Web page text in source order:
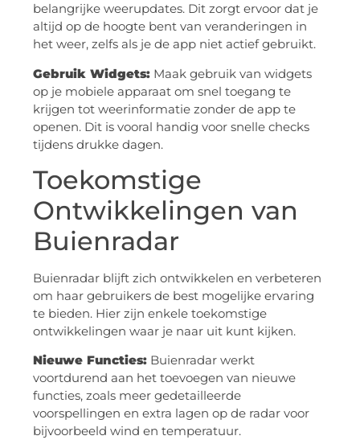
belangrijke weerupdates. Dit zorgt ervoor dat je
altijd op de hoogte bent van veranderingen in
het weer, zelfs als je de app niet actief gebruikt.
Gebruik Widgets: Maak gebruik van widgets
op je mobiele apparaat om snel toegang te
krijgen tot weerinformatie zonder de app te
openen. Dit is vooral handig voor snelle checks
tijdens drukke dagen.
Toekomstige
Ontwikkelingen van
Buienradar
Buienradar blijft zich ontwikkelen en verbeteren
om haar gebruikers de best mogelijke ervaring
te bieden. Hier zijn enkele toekomstige
ontwikkelingen waar je naar uit kunt kijken.
Nieuwe Functies: Buienradar werkt
voortdurend aan het toevoegen van nieuwe
functies, zoals meer gedetailleerde
voorspellingen en extra lagen op de radar voor
bijvoorbeeld wind en temperatuur.